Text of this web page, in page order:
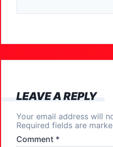
c
b
o
k
st
d
o
ai
LEAVE A REPLY
Your email address will
Required fields are
Comment *